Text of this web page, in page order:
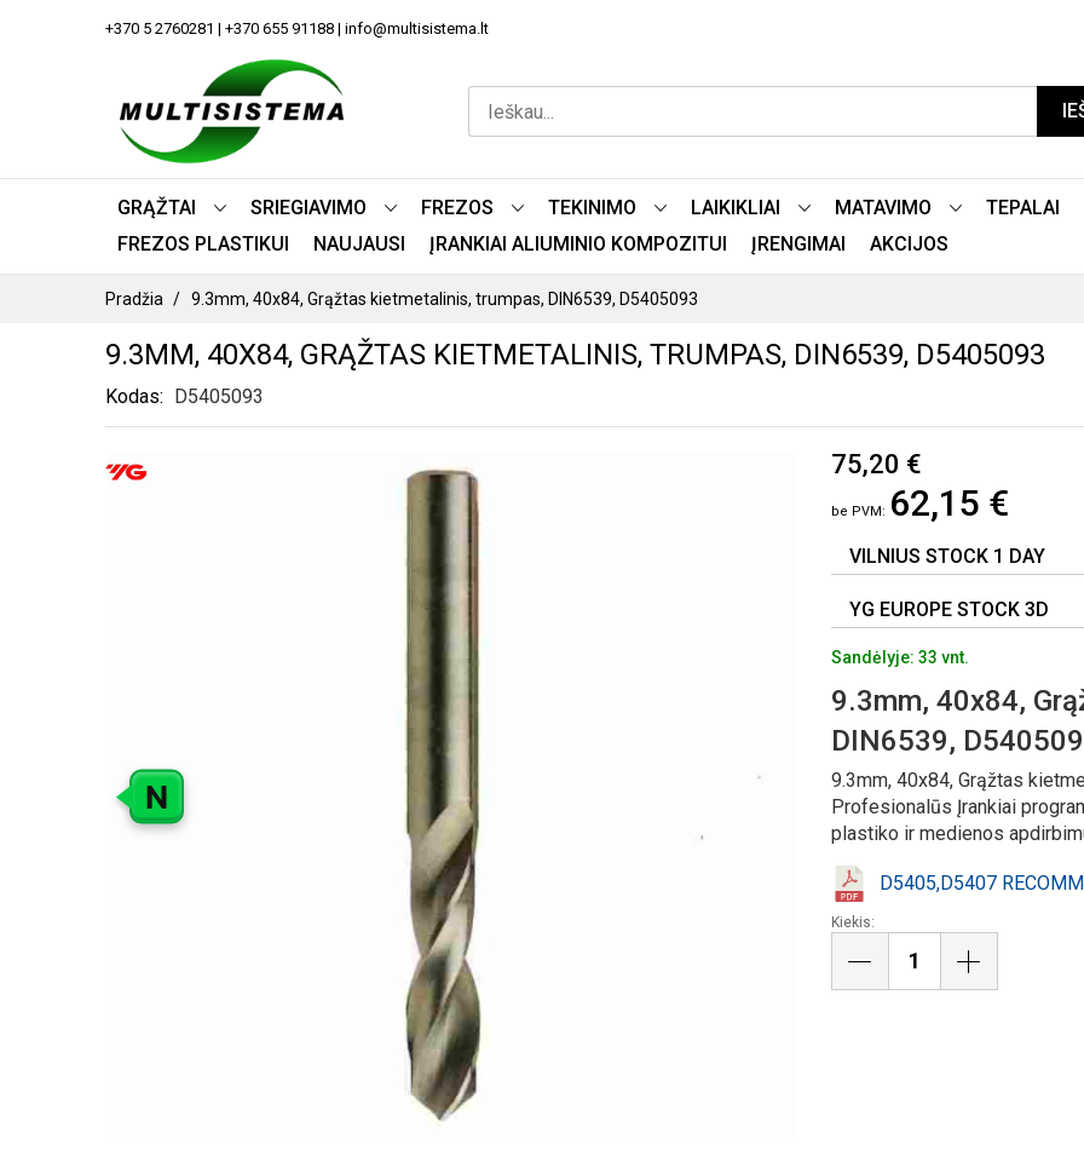
+370 5 2760281 | +370 655 91188 | info@multisistema.lt
GRĄŽTAI SRIEGIAVIMO FREZOS TEKINIMO LAIKIKLIAI MATAVIMO
TEPALAI
FREZOS PLASTIKUI
NAUJAUSI ĮRANKIAI ALIUMINIO KOMPOZITUI ĮRENGIMAI AKCIJOS
Pradžia 9.3mm, 40x84, Grąžtas kietmetalinis, trumpas, DIN6539, D5405093
9.3MM, 40X84, GRĄŽTAS KIETMETALINIS, TRUMPAS, DIN6539, D5405093
Kodas D5405093
PEREITI
N
75,20 €
62,15 €
VILNIUS STOCK 1 DAY
YG EUROPE STOCK 3D
Sandėlyje: 33 vnt.
9.3mm, 40x84,
DIN6539,
9.3mm, 40x84, Grąžtas
Profesionalūs Įrankiai
plastiko ir medienos
D5405,D5407
Kiekis: